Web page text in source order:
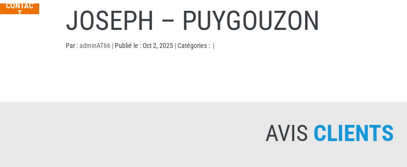
JOSEPH – PUYGOUZON
Par :adminAT66 | Publié le : Oct 2, 2025 | Catégories : |
AVIS CLIENTS
CONTAC
T